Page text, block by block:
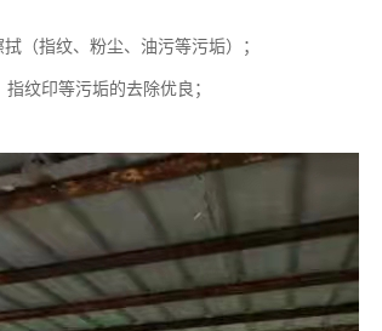
（指纹、粉尘、油污等污垢）；
纹印等污垢的去除优良；